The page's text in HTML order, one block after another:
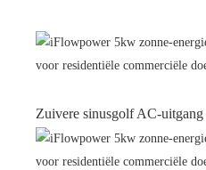
Zuivere sinusgolf AC-uitgang